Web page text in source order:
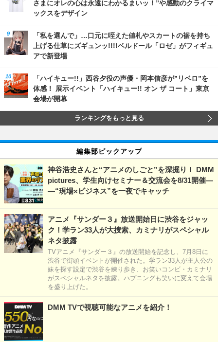
さまにオレの心は永遠にわかるまいッ！”や感動のクライマ
ックスをデザイン
「私を選んで」…口元に咥えた値札やスカートの裾を持ち
上げる仕草にズギュンッ!!!!ベルドール「ロゼ」がフィギュ
アで新登場
「ハイキュー!!」西谷夕役の声優・岡本信彦が”リベロ”を
体感！ 展示イベント「ハイキュー!! オン ザ コート」東京
会場が開幕
ランキングをもっと見る
編集部ピックアップ
神谷浩史さんと“アニメのしごと”を深掘り！ DMM
pictures、学生向けセミナー＆交流会を8/31開催―
―“現場×ビジネス”を一夜でキャッチ
アニメ『サンダー３』放送開始日に渋谷をジャッ
ク！学ラン33人が大捜索、カミナリがスペシャル
ネタ披露
TVアニメ『サンダー３』の放送開始を記念し、7月8日に
渋谷で街頭イベントが開催された。学ラン33人が主人公の
妹を探す設定で渋谷を練り歩き、お笑いコンビ・カミナリ
がスペシャルネタを披露。ハプニングも笑いに変えて会場
を盛り上げた。
DMM TVで視聴可能なアニメを紹介！